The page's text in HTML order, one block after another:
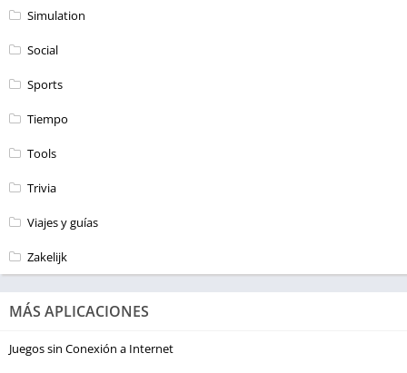
Simulation
Social
Sports
Tiempo
Tools
Trivia
Viajes y guías
Zakelijk
MÁS APLICACIONES
Juegos sin Conexión a Internet